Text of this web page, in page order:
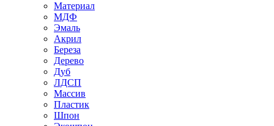
Материал
МДФ
Эмаль
Акрил
Береза
Дерево
Дуб
ЛДСП
Массив
Пластик
Шпон